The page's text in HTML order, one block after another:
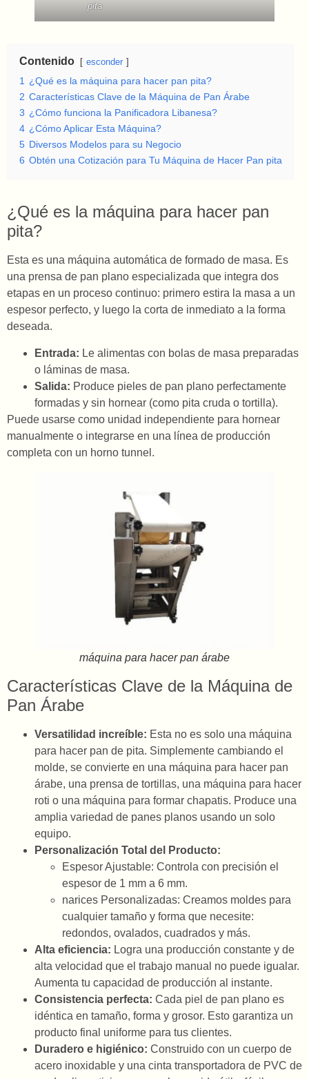
pita
Contenido esconder
1 ¿Qué es la máquina para hacer pan pita?
2 Características Clave de la Máquina de Pan Árabe
3 ¿Cómo funciona la Panificadora Libanesa?
4 ¿Cómo Aplicar Esta Máquina?
5 Diversos Modelos para su Negocio
6 Obtén una Cotización para Tu Máquina de Hacer Pan pita
¿Qué es la máquina para hacer pan
pita?
Esta es una máquina automática de formado de masa. Es
una prensa de pan plano especializada que integra dos
etapas en un proceso continuo: primero estira la masa a un
espesor perfecto, y luego la corta de inmediato a la forma
deseada.
Entrada: Le alimentas con bolas de masa preparadas
o láminas de masa.
Salida: Produce pieles de pan plano perfectamente
formadas y sin hornear (como pita cruda o tortilla).
Puede usarse como unidad independiente para hornear
manualmente o integrarse en una línea de producción
completa con un horno tunnel.
máquina para hacer pan árabe
Características Clave de la Máquina de
Pan Árabe
Versatilidad increíble: Esta no es solo una máquina
para hacer pan de pita. Simplemente cambiando el
molde, se convierte en una máquina para hacer pan
árabe, una prensa de tortillas, una máquina para hacer
roti o una máquina para formar chapatis. Produce una
amplia variedad de panes planos usando un solo
equipo.
Personalización Total del Producto:
Espesor Ajustable: Controla con precisión el
espesor de 1 mm a 6 mm.
narices Personalizadas: Creamos moldes para
cualquier tamaño y forma que necesite:
redondos, ovalados, cuadrados y más.
Alta eficiencia: Logra una producción constante y de
alta velocidad que el trabajo manual no puede igualar.
Aumenta tu capacidad de producción al instante.
Consistencia perfecta: Cada piel de pan plano es
idéntica en tamaño, forma y grosor. Esto garantiza un
producto final uniforme para tus clientes.
Duradero e higiénico: Construido con un cuerpo de
acero inoxidable y una cinta transportadora de PVC de